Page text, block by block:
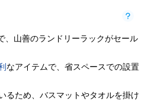
、山善のランドリーラックがセール
なアイテムで、省スペースでの設置
るため、バスマットやタオルを掛け